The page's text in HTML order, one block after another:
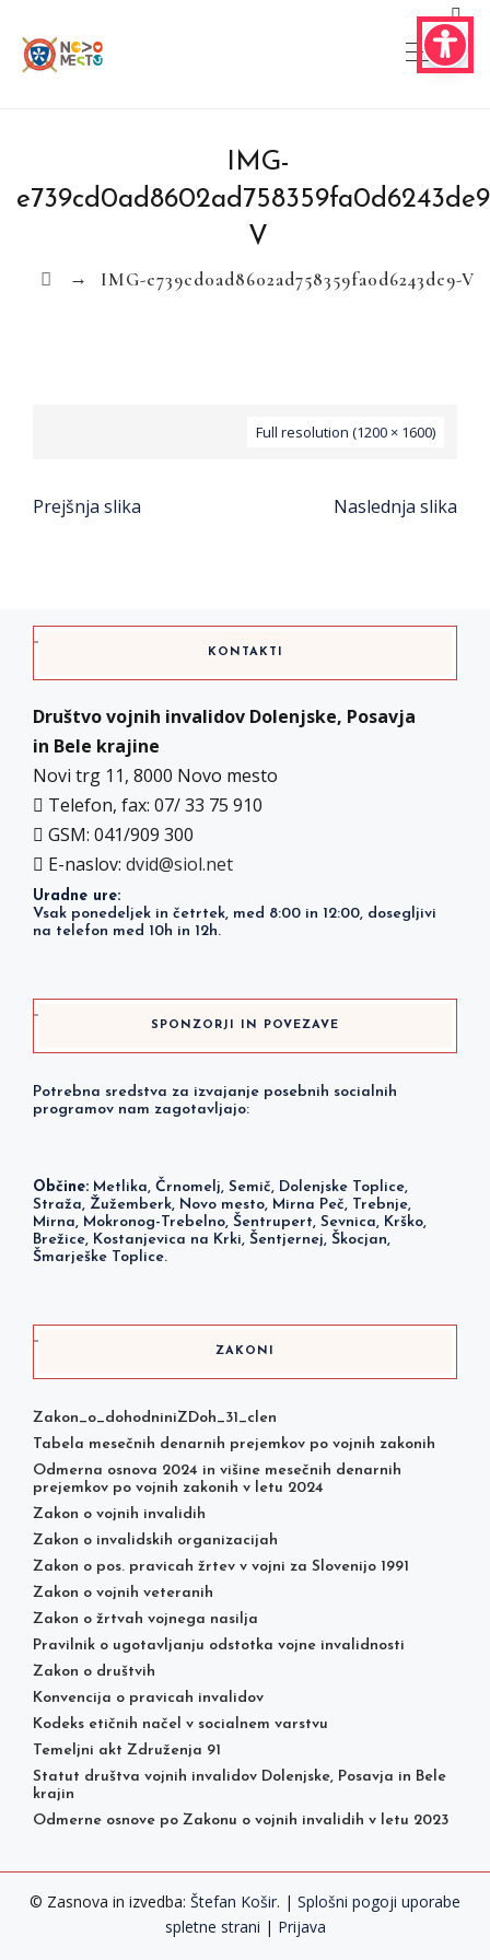
IMG-
V
→ IMG-e739cd0ad8602ad758359fa0d6243de9-V
Full resolution (1200 × 1600)
Prejšnja slika Naslednja slika
KONTAKTI
Društvo vojnih invalidov Dolenjske, Posavja
in Bele krajine
Novi trg 11, 8000 Novo mesto
Telefon, fax: 07/ 33 75 910
GSM: 041/909 300
E-naslov: dvid@siol.net
Uradne ure:
Vsak ponedeljek in četrtek, med 8:00 in 12:00, dosegljivi
na telefon med 10h in 12h.
SPONZORJI IN POVEZAVE
Potrebna sredstva za izvajanje posebnih socialnih
programov nam zagotavljajo:
Občine: Metlika, Črnomelj, Semič, Dolenjske Toplice,
Straža, Žužemberk, Novo mesto, Mirna Peč, Trebnje,
Mirna, Mokronog-Trebelno, Šentrupert, Sevnica, Krško,
Brežice, Kostanjevica na Krki, Šentjernej, Škocjan,
Šmarješke Toplice.
ZAKONI
Zakon_o_dohodniniZDoh_31_clen
Tabela mesečnih denarnih prejemkov po vojnih zakonih
Odmerna osnova 2024 in višine mesečnih denarnih
prejemkov po vojnih zakonih v letu 2024
Zakon o vojnih invalidih
Zakon o invalidskih organizacijah
Zakon o pos. pravicah žrtev v vojni za Slovenijo 1991
Zakon o vojnih veteranih
Zakon o žrtvah vojnega nasilja
Pravilnik o ugotavljanju odstotka vojne invalidnosti
Zakon o društvih
Konvencija o pravicah invalidov
Kodeks etičnih načel v socialnem varstvu
Temeljni akt Združenja 91
Statut društva vojnih invalidov Dolenjske, Posavja in Bele
krajin
Odmerne osnove po Zakonu o vojnih invalidih v letu 2023
© Zasnova in izvedba: Štefan Košir. | Splošni pogoji uporabe
spletne strani | Prijava